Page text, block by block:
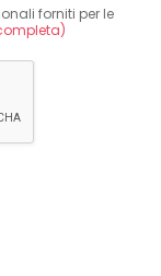
forniti per le